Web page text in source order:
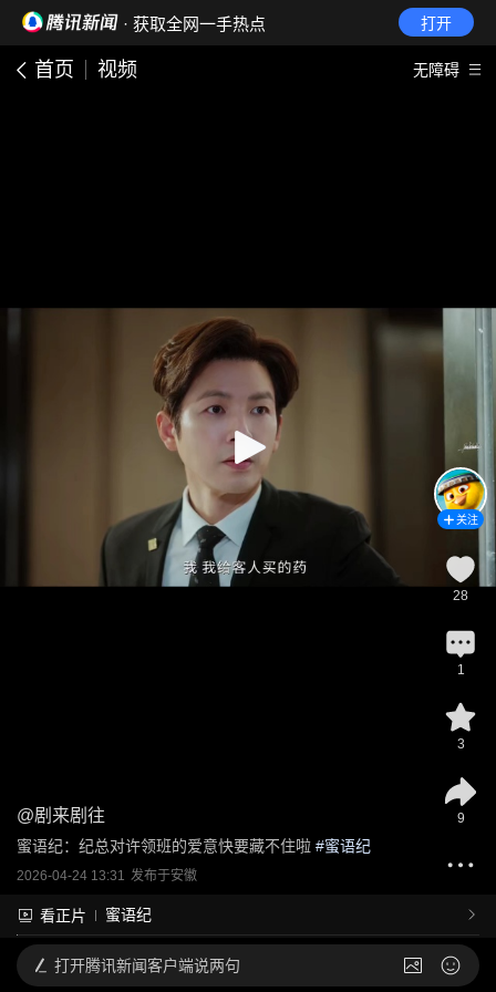
· 获取全网一手热点 打开
首页 视频 无障碍
@剧来剧往
蜜语纪：纪总对许领班的爱意快要藏不住啦 #蜜语纪
2026-04-24 13:31 发布于安徽
看正片 蜜语纪
关注
28
1
3
9
打开腾讯新闻客户端说两句